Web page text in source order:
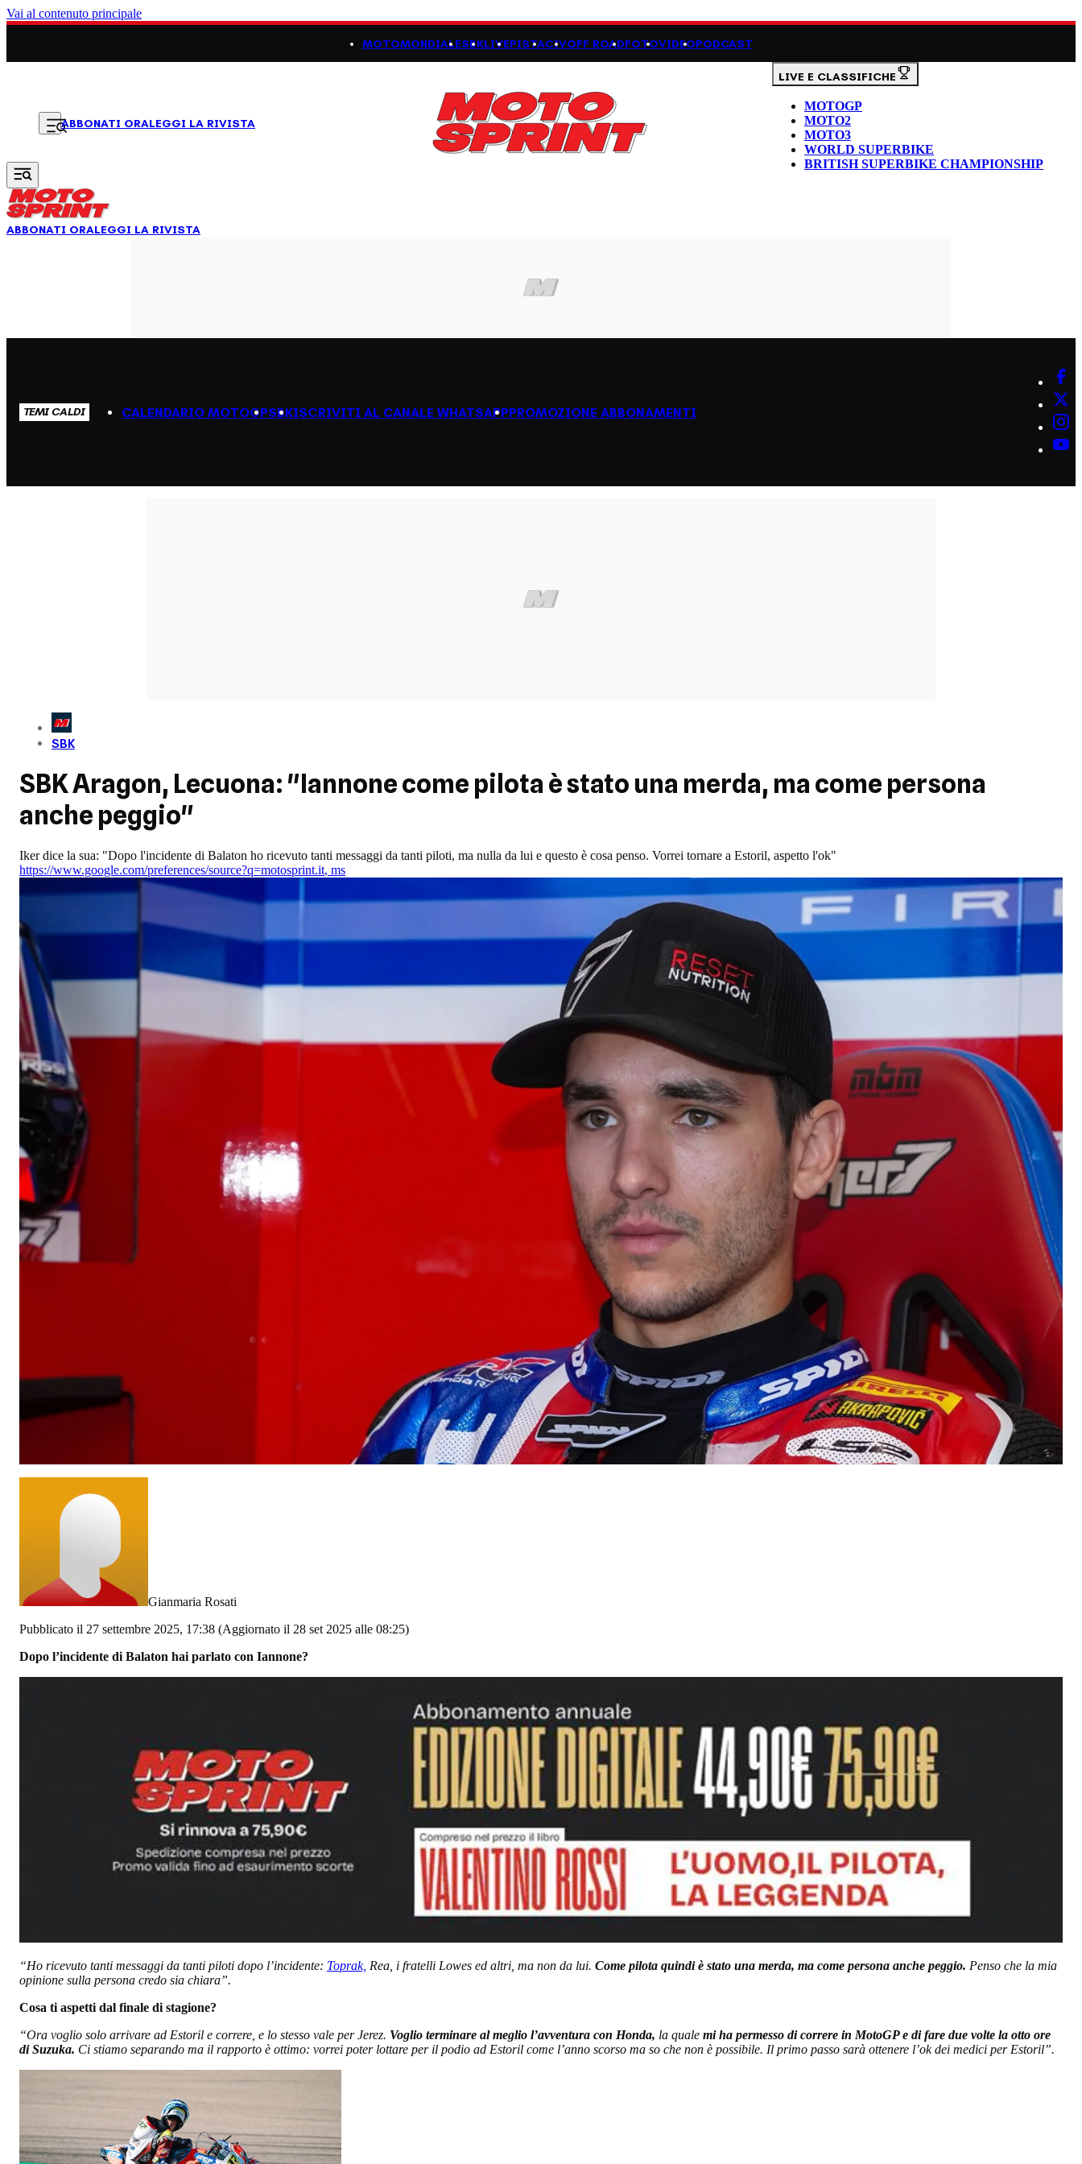
Vai al contenuto principale
MOTOMONDIALESBKLIVEPISTACIVOFF ROADFOTOVIDEOPODCAST
ABBONATI ORALEGGI LA RIVISTA
LIVE E CLASSIFICHE
MOTOGP
MOTO2
MOTO3
WORLD SUPERBIKE
BRITISH SUPERBIKE CHAMPIONSHIP
ABBONATI ORALEGGI LA RIVISTA
TEMI CALDI CALENDARIO MOTOGPSBKISCRIVITI AL CANALE WHATSAPPPROMOZIONE ABBONAMENTI
SBK
SBK Aragon, Lecuona: "Iannone come pilota è stato una merda, ma come persona
anche peggio"
Iker dice la sua: "Dopo l'incidente di Balaton ho ricevuto tanti messaggi da tanti piloti, ma nulla da lui e questo è cosa penso. Vorrei tornare a Estoril, aspetto l'ok"
https://www.google.com/preferences/source?q=motosprint.it, ms
Gianmaria Rosati
Pubblicato il 27 settembre 2025, 17:38 (Aggiornato il 28 set 2025 alle 08:25)
Dopo l’incidente di Balaton hai parlato con Iannone?
“Ho ricevuto tanti messaggi da tanti piloti dopo l’incidente: Toprak, Rea, i fratelli Lowes ed altri, ma non da lui. Come pilota quindi è stato una merda, ma come persona anche peggio. Penso che la mia
opinione sulla persona credo sia chiara”.
Cosa ti aspetti dal finale di stagione?
“Ora voglio solo arrivare ad Estoril e correre, e lo stesso vale per Jerez. Voglio terminare al meglio l’avventura con Honda, la quale mi ha permesso di correre in MotoGP e di fare due volte la otto ore
di Suzuka. Ci stiamo separando ma il rapporto è ottimo: vorrei poter lottare per il podio ad Estoril come l’anno scorso ma so che non è possibile. Il primo passo sarà ottenere l’ok dei medici per Estoril”.